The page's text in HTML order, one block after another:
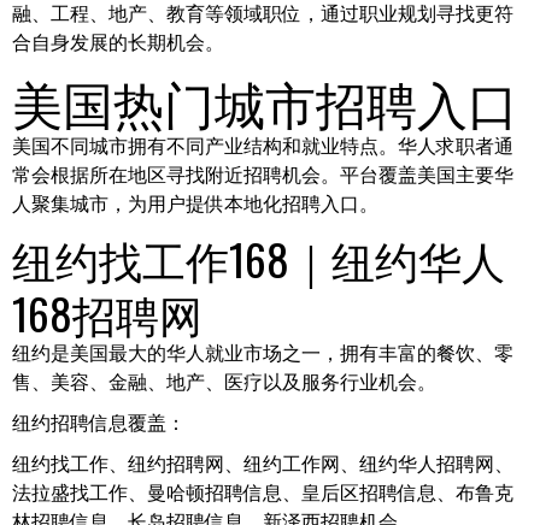
融、工程、地产、教育等领域职位，通过职业规划寻找更符
合自身发展的长期机会。
美国热门城市招聘入口
美国不同城市拥有不同产业结构和就业特点。华人求职者通
常会根据所在地区寻找附近招聘机会。平台覆盖美国主要华
人聚集城市，为用户提供本地化招聘入口。
纽约找工作168｜纽约华人
168招聘网
纽约是美国最大的华人就业市场之一，拥有丰富的餐饮、零
售、美容、金融、地产、医疗以及服务行业机会。
纽约招聘信息覆盖：
纽约找工作、纽约招聘网、纽约工作网、纽约华人招聘网、
法拉盛找工作、曼哈顿招聘信息、皇后区招聘信息、布鲁克